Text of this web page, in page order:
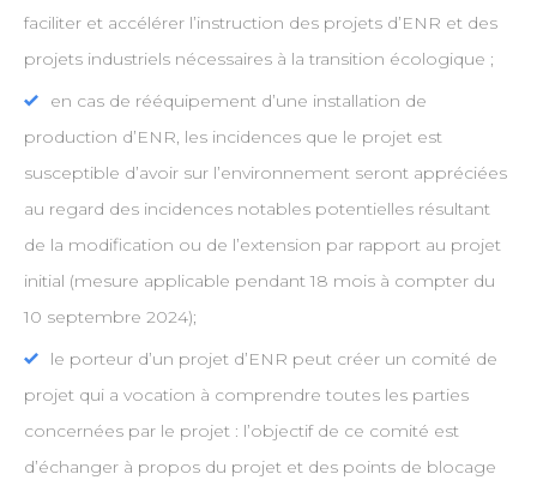
faciliter et accélérer l’instruction des projets d’ENR et des
projets industriels nécessaires à la transition écologique ;
en cas de rééquipement d’une installation de
production d’ENR, les incidences que le projet est
susceptible d’avoir sur l’environnement seront appréciées
au regard des incidences notables potentielles résultant
de la modification ou de l’extension par rapport au projet
initial (mesure applicable pendant 18 mois à compter du
10 septembre 2024);
le porteur d’un projet d’ENR peut créer un comité de
projet qui a vocation à comprendre toutes les parties
concernées par le projet : l’objectif de ce comité est
d’échanger à propos du projet et des points de blocage